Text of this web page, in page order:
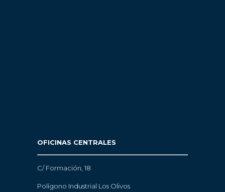
OFICINAS CENTRALES
C/ Formación, 18
Polígono Industrial Los Olivos